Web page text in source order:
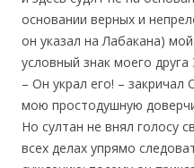
основании верных и
он указал на Лабакана)
условный знак моего
– Он украл его! –
мою простодушную
Но султан не внял голосу
всех делах упрямо